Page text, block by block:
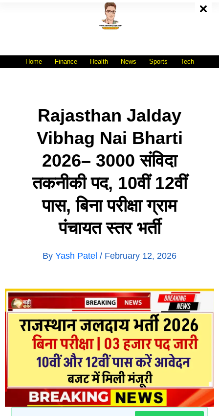
Home Finance Health News Sports Tech
Rajasthan Jalday
Vibhag Nai Bharti
2026– 3000 संविदा
तकनीकी पद, 10वीं 12वीं
पास, बिना परीक्षा ग्राम
पंचायत स्तर भर्ती
By Yash Patel / February 12, 2026